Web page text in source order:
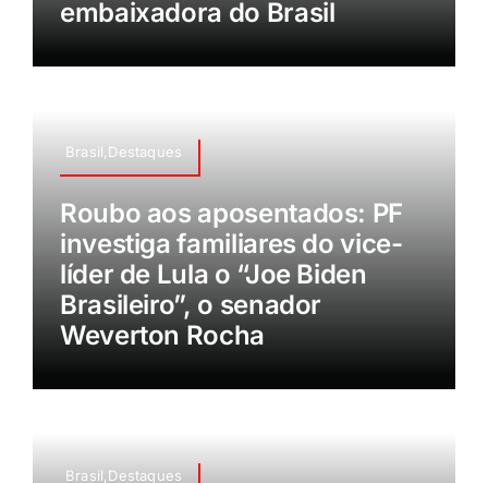
embaixadora do Brasil
Brasil,Destaques
Roubo aos aposentados: PF
investiga familiares do vice-
líder de Lula o “Joe Biden
Brasileiro”, o senador
Weverton Rocha
Brasil,Destaques